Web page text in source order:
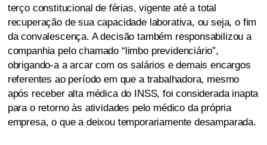
terço constitucional de férias, vigente até a total
recuperação de sua capacidade laborativa, ou seja, o fim
da convalescença. A decisão também responsabilizou a
companhia pelo chamado “limbo previdenciário”,
obrigando-a a arcar com os salários e demais encargos
referentes ao período em que a trabalhadora, mesmo
após receber alta médica do INSS, foi considerada inapta
para o retorno às atividades pelo médico da própria
empresa, o que a deixou temporariamente desamparada.